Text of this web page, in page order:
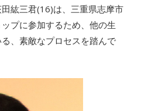
紘三君(16)は、三重県志摩市
プに参加するため、他の生
、素敵なプロセスを踏んで